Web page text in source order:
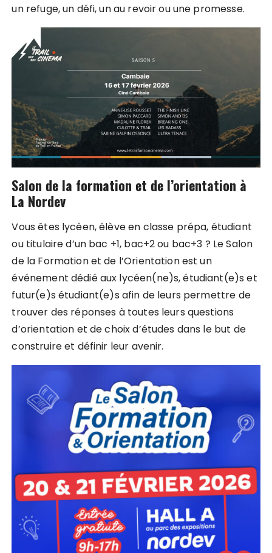
un refuge, un défi, un au revoir ou une promesse.
Salon de la formation et de l’orientation à
La Nordev
Vous êtes lycéen, élève en classe prépa, étudiant
ou titulaire d’un bac +1, bac+2 ou bac+3 ? Le Salon
de la Formation et de l’Orientation est un
événement dédié aux lycéen(ne)s, étudiant(e)s et
futur(e)s étudiant(e)s afin de leurs permettre de
trouver des réponses à toutes leurs questions
d’orientation et de choix d’études dans le but de
construire et définir leur avenir.